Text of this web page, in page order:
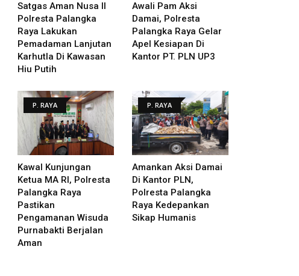
Satgas Aman Nusa II
Polresta Palangka
Raya Lakukan
Pemadaman Lanjutan
Karhutla Di Kawasan
Hiu Putih
Awali Pam Aksi
Damai, Polresta
Palangka Raya Gelar
Apel Kesiapan Di
Kantor PT. PLN UP3
P. RAYA
Kawal Kunjungan
Ketua MA RI, Polresta
Palangka Raya
Pastikan
Pengamanan Wisuda
Purnabakti Berjalan
Aman
P. RAYA
Amankan Aksi Damai
Di Kantor PLN,
Polresta Palangka
Raya Kedepankan
Sikap Humanis